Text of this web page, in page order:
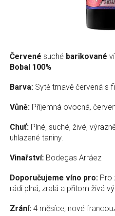
Červené suché barikované
Bobal 100%
Barva: Sytě tmavě červená s
Vůně: Příjemná ovocná,
Chuť: Plné, suché, živé,
uhlazené taniny.
Vinařství: Bodegas Arráez
Doporučujeme víno pro: Pro
rádi plná, zralá a přitom živá
Zrání: 4 měsíce, nové